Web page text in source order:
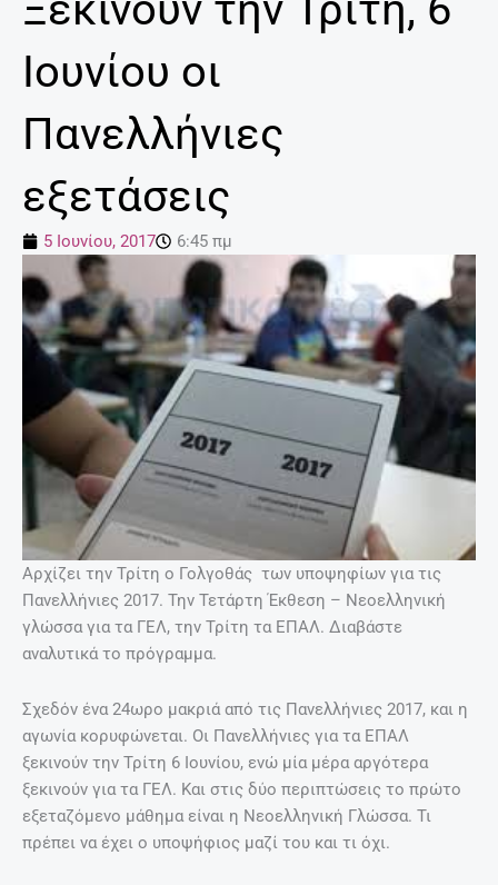
Ιουνίου οι
Πανελλήνιες
εξετάσεις
5 Ιουνίου, 2017 6:45 πμ
Αρχίζει την Τρίτη ο Γολγοθάς των υποψηφίων για τις
Πανελλήνιες 2017. Την Τετάρτη Έκθεση – Νεοελληνική
γλώσσα για τα ΓΕΛ, την Τρίτη τα ΕΠΑΛ. Διαβάστε
αναλυτικά το πρόγραμμα.
Σχεδόν ένα 24ωρο μακριά από τις Πανελλήνιες 2017, και η
αγωνία κορυφώνεται. Οι Πανελλήνιες για τα ΕΠΑΛ
ξεκινούν την Τρίτη 6 Ιουνίου, ενώ μία μέρα αργότερα
ξεκινούν για τα ΓΕΛ. Και στις δύο περιπτώσεις το πρώτο
εξεταζόμενο μάθημα είναι η Νεοελληνική Γλώσσα. Τι
πρέπει να έχει ο υποψήφιος μαζί του και τι όχι.